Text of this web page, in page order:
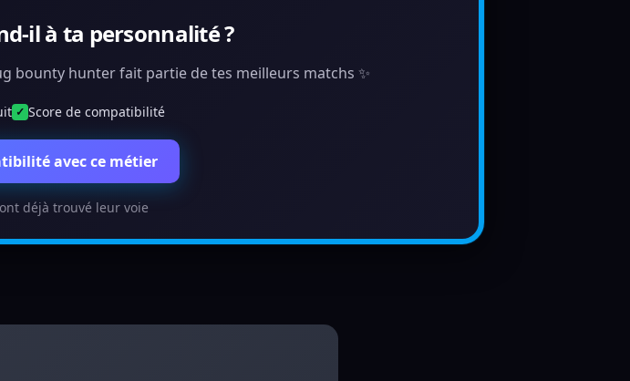
il à ta personnalité ?
bounty hunter fait partie de tes meilleurs matchs ✨
✓ Score de compatibilité
avec ce métier
déjà trouvé leur voie